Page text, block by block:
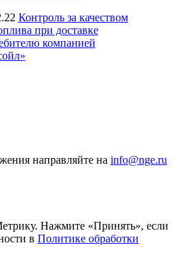
Контроль за качеством
при доставке
компанией
направляйте на info@nge.ru
Нажмите «Принять», если
в Политике обработки